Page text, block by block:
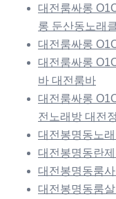
대전룸싸롱
롱 둔산동노래
대전룸싸롱
대전룸싸롱
바 대전룸바
대전룸싸롱
전노래방 대전
대전봉명동노
대전봉명동란
대전봉명동룸
대전봉명동룸